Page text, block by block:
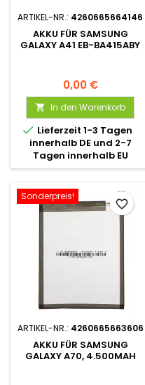
ARTIKEL-NR.: 4260665664146
AKKU FÜR SAMSUNG
GALAXY A41 EB-BA415ABY
0,00 €
 In den Warenkorb
 Lieferzeit 1-3 Tagen
innerhalb DE und 2-7
Tagen innerhalb EU
Sonderpreis!
ARTIKEL-NR.: 4260665663606
AKKU FÜR SAMSUNG
GALAXY A70, 4.500MAH
favorite_border